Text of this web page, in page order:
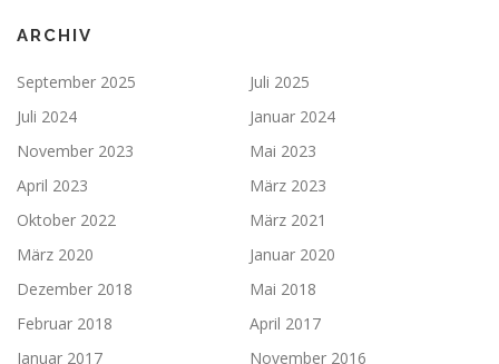
ARCHIV
September 2025
Juli 2025
Juli 2024
Januar 2024
November 2023
Mai 2023
April 2023
März 2023
Oktober 2022
März 2021
März 2020
Januar 2020
Dezember 2018
Mai 2018
Februar 2018
April 2017
Januar 2017
November 2016